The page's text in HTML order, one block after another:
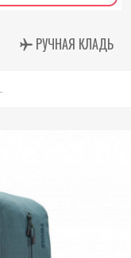
РУЧНАЯ КЛАДЬ